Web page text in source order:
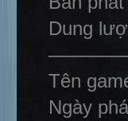
Dung
Tên
Ngày